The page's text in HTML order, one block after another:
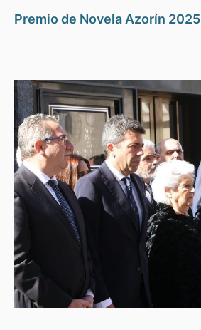
Premio de Novela Azorín 2025